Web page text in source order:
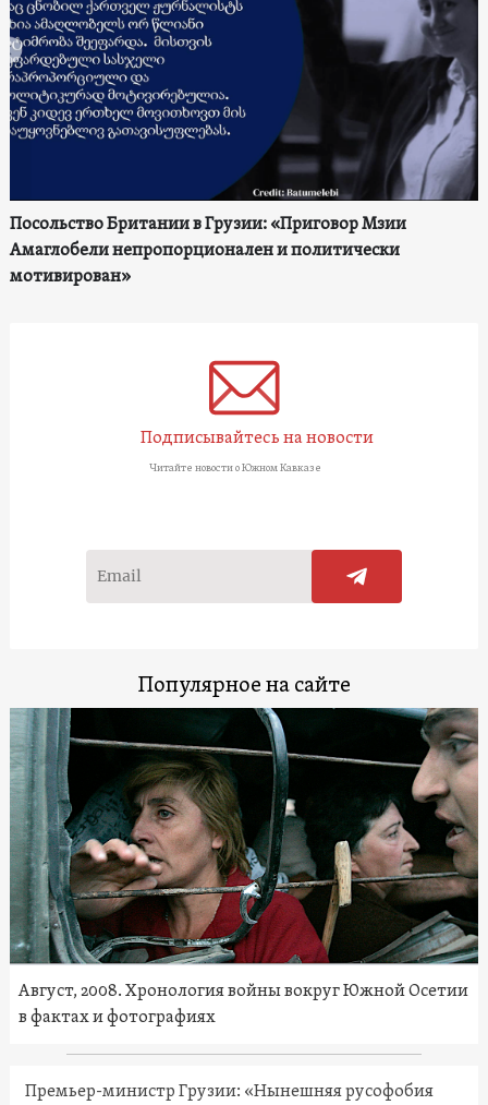
Посольство Британии в Грузии: «Приговор Мзии
Амаглобели непропорционален и политически
мотивирован»
Подписывайтесь на новости
Читайте новости о Южном Кавказе
Популярное на сайте
Август, 2008. Хронология войны вокруг Южной Осетии
в фактах и фотографиях
Премьер-министр Грузии: «Нынешняя русофобия